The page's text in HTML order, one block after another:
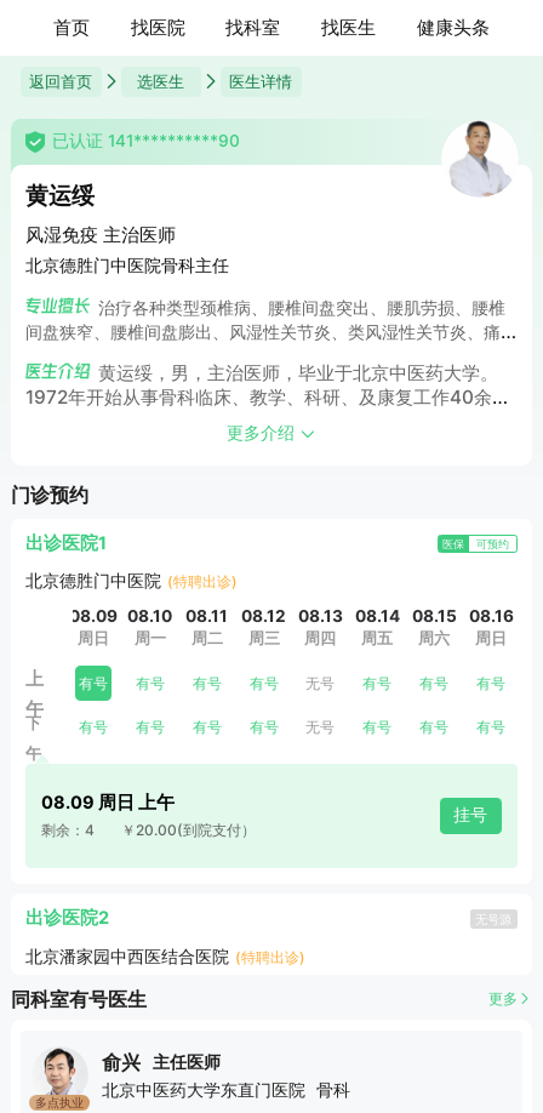
首页 找医院 找科室 找医生 健康头条
返回首页 选医生 医生详情
已认证 141**********90
黄运绥
风湿免疫 主治医师
北京德胜门中医院骨科主任
治疗各种类型颈椎病、腰椎间盘突出、腰肌劳损、腰椎
间盘狭窄、腰椎间盘膨出、风湿性关节炎、类风湿性关节炎、痛
湿、股骨头坏死、骨质增生、腱鞘炎、滑膜炎、肩周炎、腰椎增
生、网球肘、风寒湿痹症、梨状肌综合征、双膝重度骨关节病、
腕管综合征、髌骨软化、半月板损伤、软组织损伤、风湿骨病、
黄运绥，男，主治医师，毕业于北京中医药大学。
1972年开始从事骨科临床、教学、科研、及康复工作40余
年，善于将推拿、按摩、拨针、针灸和中药等中医治疗手段综
合运用于临床治疗，注重实效，开创了全新的治疗方式。凭借
德，在骨科疾病领域享有很高的声望。
更多介绍
门诊预约
出诊医院1 医保 可预约
北京德胜门中医院 (特聘出诊)
上
午
下
午
08.09
周日
有号
有号
08.10
周一
有号
有号
08.11
周二
有号
有号
08.12
周三
有号
有号
08.13
周四
无号
无号
08.14
周五
有号
有号
08.15
周六
有号
有号
08.16
周日
有号
有号
08.09 周日 上午
剩余：4 ￥20.00(到院支付）
挂号
出诊医院2 无号源
北京潘家园中西医结合医院 (特聘出诊)
同科室有号医生 更多
多点执业
俞兴
主任医师
北京中医药大学东直门医院
骨科